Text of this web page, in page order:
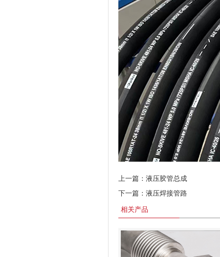
上一篇： 液压胶管总成
下一篇： 液压焊接管路
相关产品